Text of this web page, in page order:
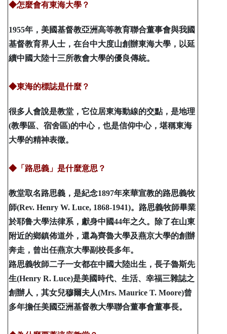
◆怎麼會有東海大學？
1955年，美國基督教亞洲高等教育聯合董事會與我國
基督教育界人士，在台中大度山創辦東海大學，以延
續中國大陸十三所教會大學的優良傳統。
◆東海的標誌是什麼？
很多人會說是教堂，它位居東海動線的交點，是地理
(教學區、宿舍區)的中心，也是信仰中心，堪稱東海
大學的精神表徵。
◆「路思義」是什麼意思？
教堂取名路思義，是紀念1897年來華宣教的路思義牧
師(Rev. Henry W. Luce, 1868-1941)。路思義牧師畢業
於耶鲁大學法律系，獻身中國44年之久。除了在山東
附近的鄉鎮佈道外，還為齊魯大學及燕京大學的創辦
奔走，曾出任燕京大學副校長多年。
路思義牧師二子一女都在中國大陸出生，長子魯斯先
生(Henry R. Luce)是美國時代、生活、幸福三雜誌之
創辦人，其女兒穆爾夫人(Mrs. Maurice T. Moore)曾
多年擔任美國亞洲基督教大學聯合董事會董事長。